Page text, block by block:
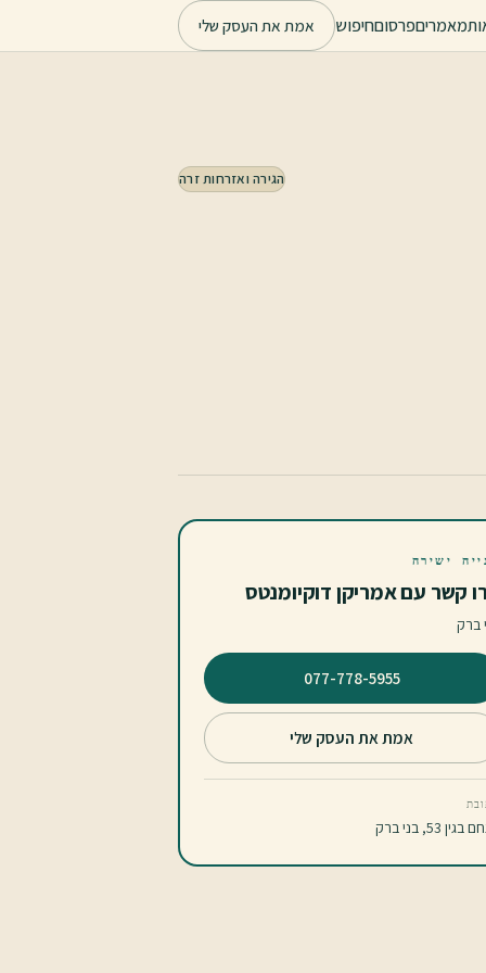
מאמריםפרסוםחיפוש אמת את העסק שלי
הגירה ואזרחות זרה
ישירה
קשר עם אמריקן דוקיומנטס
ברק
⁦077-778-5955⁩
אמת את העסק שלי
53, בני ברק